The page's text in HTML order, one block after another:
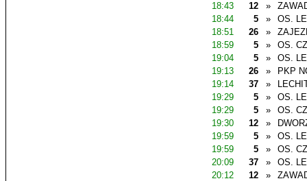
18:43 12 »
18:44
5 »
OS.
18:51
26 »
18:59
5 »
OS.
19:04
5 »
OS.
19:13
26 »
PKP
19:14
37 »
19:29
5 »
OS.
19:29
5 »
OS.
19:30
12 »
19:59
5 »
OS.
19:59
5 »
OS.
20:09
37 »
OS.
20:12
12 »